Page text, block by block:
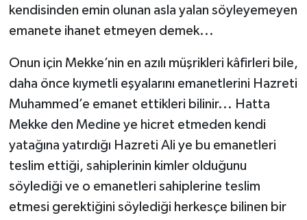
kendisinden emin olunan asla yalan söyleyemeyen
emanete ihanet etmeyen demek...
Onun için Mekke’nin en azılı müşrikleri kâfirleri bile,
daha önce kıymetli eşyalarını emanetlerini Hazreti
Muhammed’e emanet ettikleri bilinir... Hatta
Mekke den Medine ye hicret etmeden kendi
yatağına yatırdığı Hazreti Ali ye bu emanetleri
teslim ettiği, sahiplerinin kimler olduğunu
söylediği ve o emanetleri sahiplerine teslim
etmesi gerektiğini söylediği herkesçe bilinen bir